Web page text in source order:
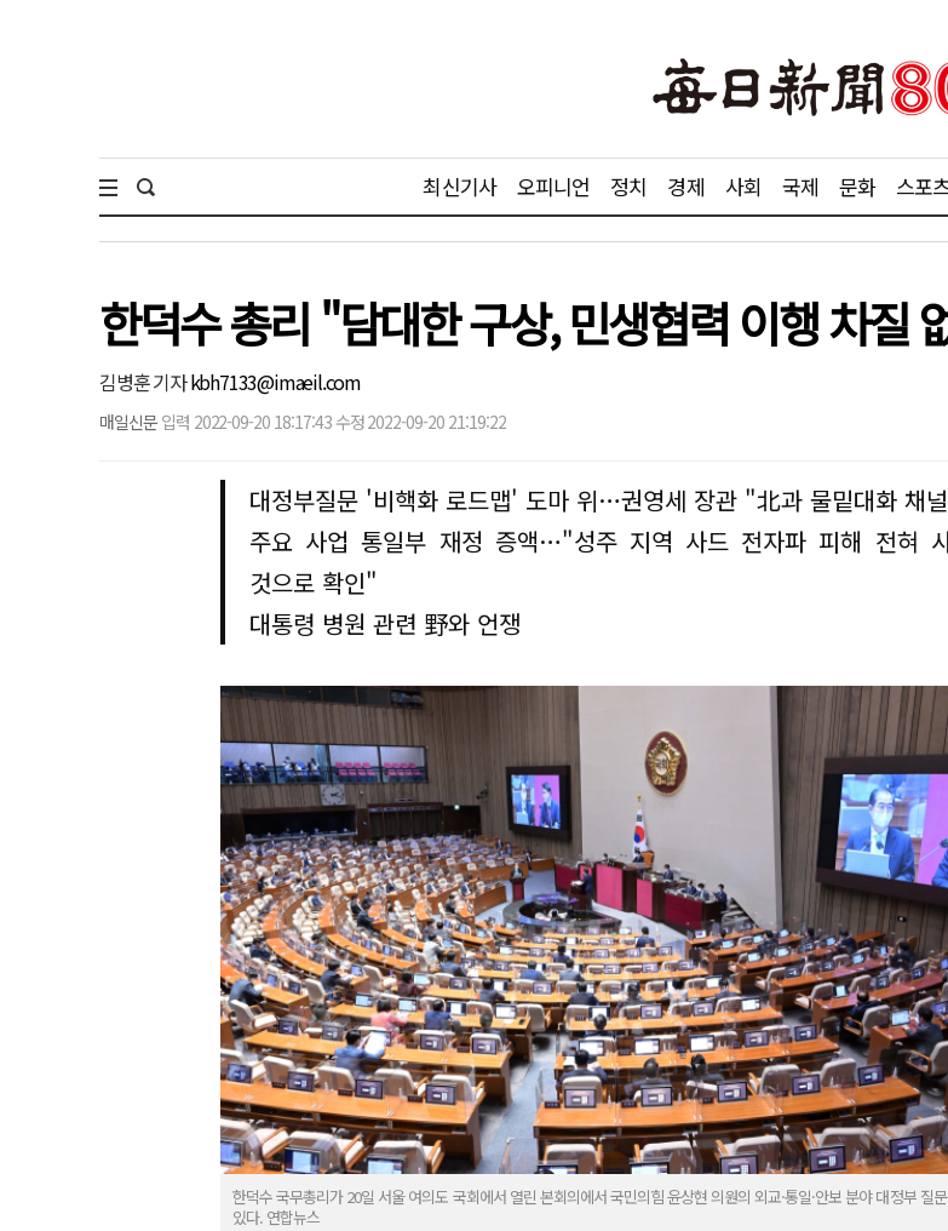
최신기사 오피니언 정치 경제 사회 국제 문화 스포
한덕수 총리 "담대한 구상, 민생협력 이행 차질
김병훈 기자kbh7133@imaeil.com
매일신문 입력 2022-09-20 18:17:43 수정 2022-09-20 21:19:22
대정부질문 '비핵화 로드맵' 도마 위…권영세 장관 "北과 물밑대화 채
주요 사업 통일부 재정 증액…"성주 지역 사드 전자파 피해 전혀
것으로 확인"
대통령 병원 관련 野와 언쟁
한덕수 국무총리가 20일 서울 여의도 국회에서 열린 본회의에서 국민의힘 윤상현 의원의 외교·통일·안보 분야 대정부 질
있다. 연합뉴스